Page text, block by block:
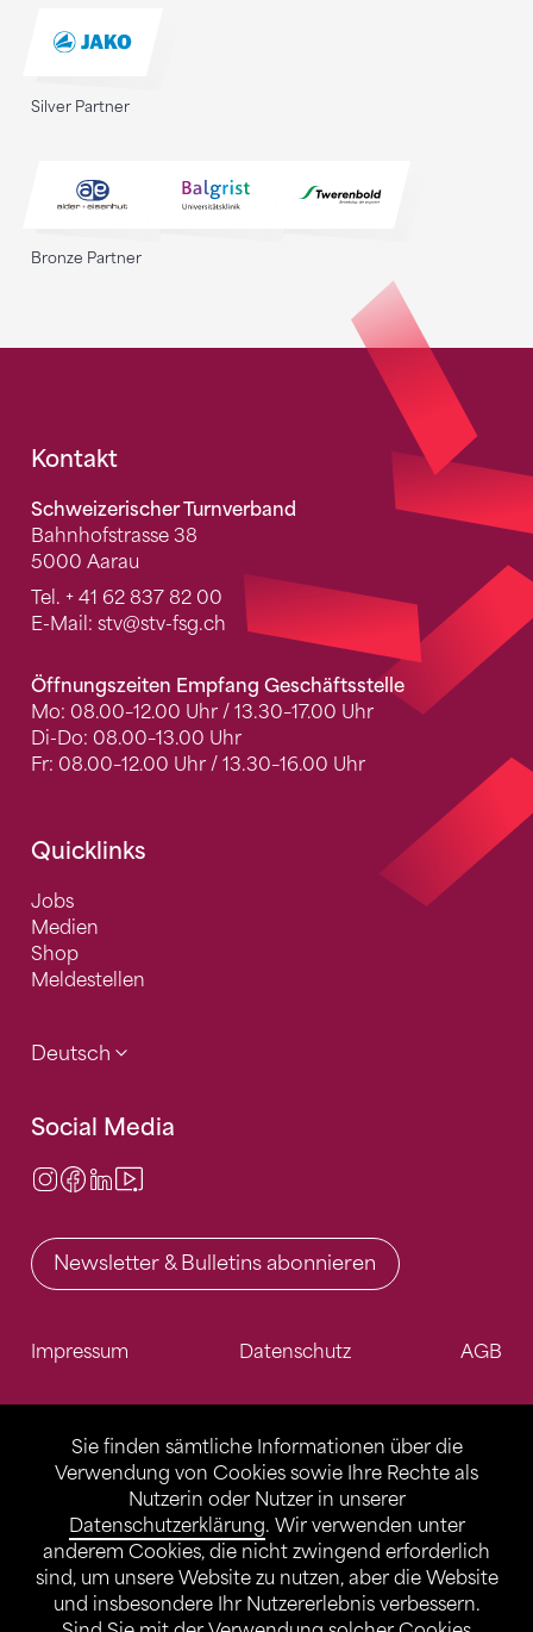
Sie finden sämtliche Informationen über die
Verwendung von Cookies sowie Ihre Rechte als
Nutzerin oder Nutzer in unserer
Datenschutzerklärung. Wir verwenden unter
anderem Cookies, die nicht zwingend erforderlich
sind, um unsere Website zu nutzen, aber die Website
und insbesondere Ihr Nutzererlebnis verbessern.
Silver Partner
Bronze Partner
Fusszeile
Kontakt
Schweizerischer Turnverband
Bahnhofstrasse 38
5000 Aarau
Tel. + 41 62 837 82 00
E-Mail: stv@stv-fsg.ch
Öffnungszeiten Empfang Geschäftsstelle
Mo: 08.00–12.00 Uhr / 13.30–17.00 Uhr
Di-Do: 08.00–13.00 Uhr
Fr: 08.00–12.00 Uhr / 13.30–16.00 Uhr
Quicklinks
Jobs
Medien
Shop
Meldestellen
Deutsch
Social Media
Instagram
Facebook
LinkedIn
Newsletter & Bulletins abonnieren
Impressum Datenschutz AGB